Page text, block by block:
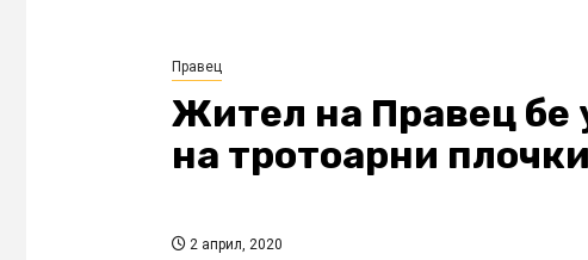
Правец
Жител на Правец бе
на тротоарни плочки
2 април, 2020